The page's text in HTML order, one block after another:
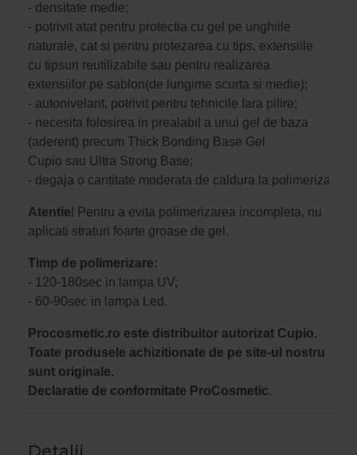
- densitate medie;
- potrivit atat pentru protectia cu gel pe unghiile
naturale, cat si pentru protezarea cu tips, extensiile
cu tipsuri reutilizabile sau pentru realizarea
extensiilor pe sablon(de lungime scurta si medie);
- autonivelant, potrivit pentru tehnicile fara pilire;
- necesita folosirea in prealabil a unui gel de baza
(aderent) precum Thick Bonding Base Gel
Cupio sau Ultra Strong Base;
- degaja o cantitate moderata de caldura la polimerizare.
Atentie! Pentru a evita polimerizarea incompleta, nu
aplicati straturi foarte groase de gel.
Timp de polimerizare:
- 120-180sec in lampa UV;
- 60-90sec in lampa Led.
Procosmetic.ro este distribuitor autorizat Cupio.
Toate produsele achizitionate de pe site-ul nostru
sunt originale.
Declaratie de conformitate ProCosmetic.
Detalii